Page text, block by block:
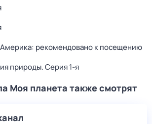
рекомендовано к посещению
природы. Серия 1-я
Моя планета также смотрят